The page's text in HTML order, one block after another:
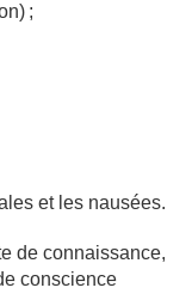
;
et les nausées.
de connaissance,
conscience